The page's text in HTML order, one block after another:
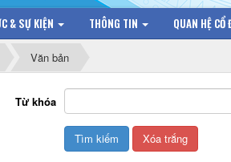
& SỰ KIỆN THÔNG TIN QUAN HỆ CỔ
Văn bản
Từ khóa